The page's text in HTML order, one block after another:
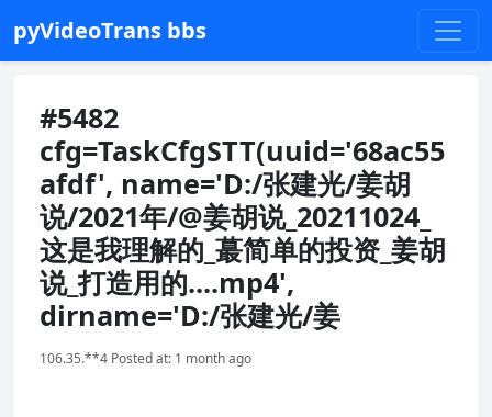
pyVideoTrans bbs
#5482
cfg=TaskCfgSTT(uuid='68ac55
afdf', name='D:/张建光/姜胡
说/2021年/@姜胡说_20211024_
这是我理解的_蕞简单的投资_姜胡
说_打造用的....mp4',
dirname='D:/张建光/姜
106.35.**4 Posted at: 1 month ago